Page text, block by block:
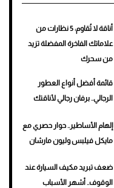
أناقة لا تُقاوم: 5 نظارات من
علاماتك الفاخرة المفضلة تزيد
من سحرك
قائمة أفضل أنواع العطور
الرجالي.. برفان رجالي لأناقتك
إلهام الأساطير.. حوار حصري مع
مايكل فيلبس وليون مارشان
ضعف تبريد مكيف السيارة عند
الوقوف.. أشهر الأسباب